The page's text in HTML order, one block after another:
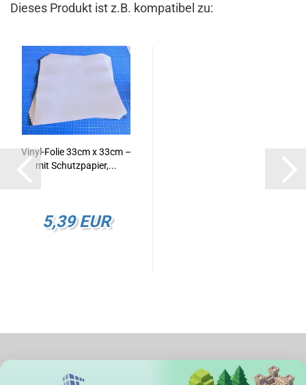
Dieses Produkt ist z.B. kompatibel zu:
Vinyl-Folie 33cm x 33cm –
mit Schutzpapier,...
5,39 EUR